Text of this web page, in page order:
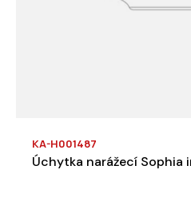
KA-H001487
Úchytka narážecí Sophia